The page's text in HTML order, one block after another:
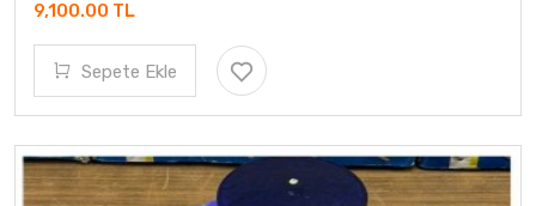
9,100.00 TL
Sepete Ekle